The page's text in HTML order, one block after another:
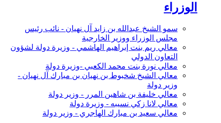
الوزراء
سمو الشيخ عبدالله بن زايد آل نهيان - نائب رئيس
مجلس الوزراء ووزير الخارجية
معالي ريم بنت إبراهيم الهاشمي - وزيرة دولة لشؤون
التعاون الدولي
معالي نورة بنت محمد الكعبي -وزيرة دولة
معالي الشيخ شخبوط بن نهيان بن مبارك آل نهيان -
وزير دولة
معالي خليفة بن شاهين المرر - وزير دولة
معالي لانا زكي نسيبه - وزيرة دولة
معالي سعيد بن مبارك الهاجري - وزير دولة